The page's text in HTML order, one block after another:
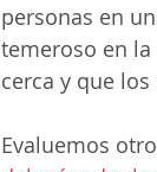
personas en
temeroso en
cerca y que
Evaluemos